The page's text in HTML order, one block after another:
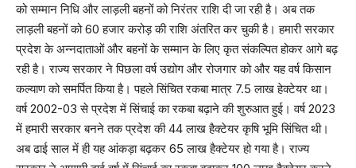
को सम्मान निधि और लाड़ली बहनों को निरंतर राशि दी जा रही है। अब तक
लाड़ली बहनों को 60 हजार करोड़ की राशि अंतरित कर चुकी है। हमारी सरकार
प्रदेश के अन्नदाताओं और बहनों के सम्मान के लिए कृत संकल्पित होकर आगे बढ़
रही है। राज्य सरकार ने पिछला वर्ष उद्योग और रोजगार को और यह वर्ष किसान
कल्याण को समर्पित किया है। पहले सिंचित रकबा मात्र 7.5 लाख हेक्टेयर था।
वर्ष 2002-03 से प्रदेश में सिंचाई का रकबा बढ़ाने की शुरुआत हुई। वर्ष 2023
में हमारी सरकार बनने तक प्रदेश की 44 लाख हैक्टेयर कृषि भूमि सिंचित थी।
अब ढाई साल में ही यह आंकड़ा बढ़कर 65 लाख हैक्टेयर हो गया है। राज्य